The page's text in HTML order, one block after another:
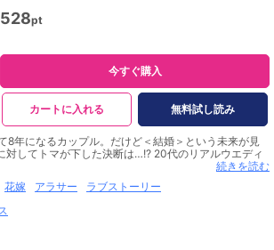
528pt
今すぐ購入
カートに入れる 無料試し読み
8年になるカップル。だけど＜結婚＞という未来が見
対してトマが下した決断は…!? 20代のリアルウエディ
続きを読む
花嫁 アラサー
ラブストーリー